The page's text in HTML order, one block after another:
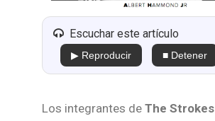
Escuchar este artículo
▶ Reproducir ■ Detener
Los integrantes de The Strokes